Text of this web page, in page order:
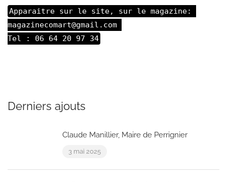
Apparaitre sur le site, sur le magazine:
magazinecomart@gmail.com
Tel : 06 64 20 97 34
Derniers ajouts
Claude Manillier, Maire de Perrignier
3 mai 2025